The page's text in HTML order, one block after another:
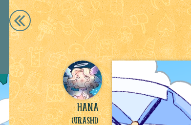
Hana
(Urashi)